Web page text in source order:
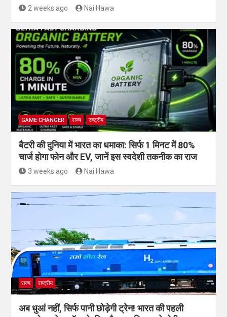
2 weeks ago Nai Hawa
GAME CHANGER राज्य राष्ट्रीय
बैटरी की दुनिया में भारत का धमाका: सिर्फ 1 मिनट में 80%
चार्ज होगा फोन और EV, जानें इस स्वदेशी तकनीक का राज
3 weeks ago Nai Hawa
राज्य राष्ट्रीय
अब धुआं नहीं, सिर्फ पानी छोड़ेगी ट्रेन! भारत की पहली